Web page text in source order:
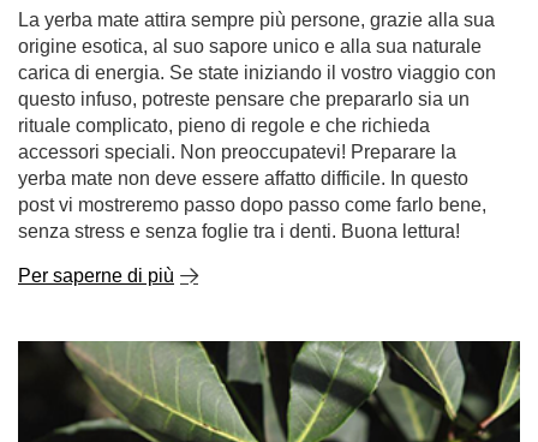
post vi mostreremo passo dopo passo come farlo bene,
senza stress e senza foglie tra i denti. Buona lettura!
Per saperne di più